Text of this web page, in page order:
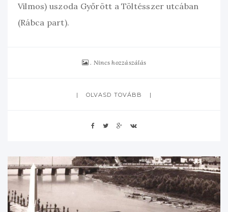
Vilmos) uszoda Győrött a Töltésszer utcában
(Rábca part).
Nincs hozzászálás
OLVASD TOVÁBB